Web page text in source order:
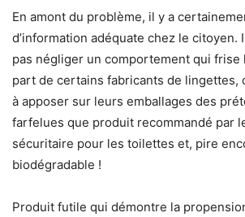
En amont du problème, il y a
d’information adéquate chez le citoyen.
pas négliger un comportement qui frise
part de certains fabricants de lingettes,
à apposer sur leurs emballages des
farfelues que produit recommandé par
sécuritaire pour les toilettes et, pire
biodégradable !
Produit futile qui démontre la